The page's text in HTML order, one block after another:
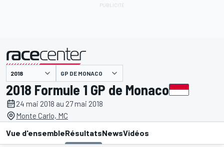
présenté par GP DE MONACO
2018 Formule 1 GP de Monaco
24 mai 2018 au 27 mai 2018
Monte Carlo, MC
Vue d'ensembleRésultatsNewsVidéos